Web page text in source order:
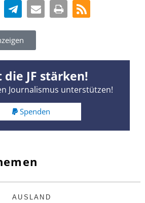
die JF stärken!
Journalismus unterstützen!
Spenden
AUSLAND